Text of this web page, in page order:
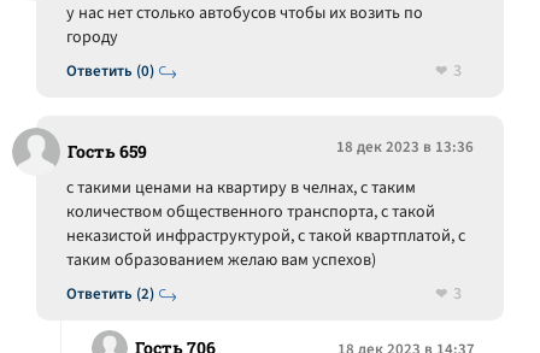
Ответить (0)
у нас нет столько автобусов чтобы их возить по
городу
3
Гость 659 18 дек 2023 в 13:36
Ответить (2)
с такими ценами на квартиру в челнах, с таким
количеством общественного транспорта, с такой
неказистой инфраструктурой, с такой квартплатой, с
таким образованием желаю вам успехов)
3
Гость 706